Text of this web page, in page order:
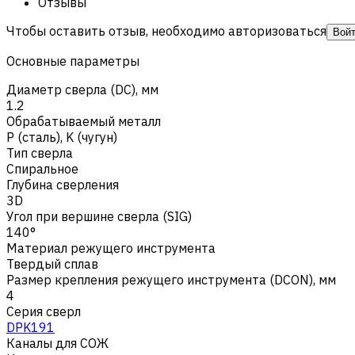
Чтобы оставить отзыв, необходимо авторизоваться
Основные параметры
Диаметр сверла (DC), мм
1.2
Обрабатываемый металл
Р (сталь), K (чугун)
Тип сверла
Спиральное
Глубина сверления
3D
Угол при вершине сверла (SIG)
140°
Материал режущего инструмента
Твердый сплав
Размер крепления режущего инструмента (DCON), мм
4
Серия сверл
DPK191
Каналы для СОЖ